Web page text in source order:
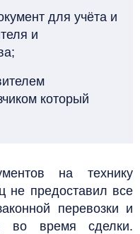
для учёта и
и
который
на технику
не предоставил все
перевозки и
во время сделки.